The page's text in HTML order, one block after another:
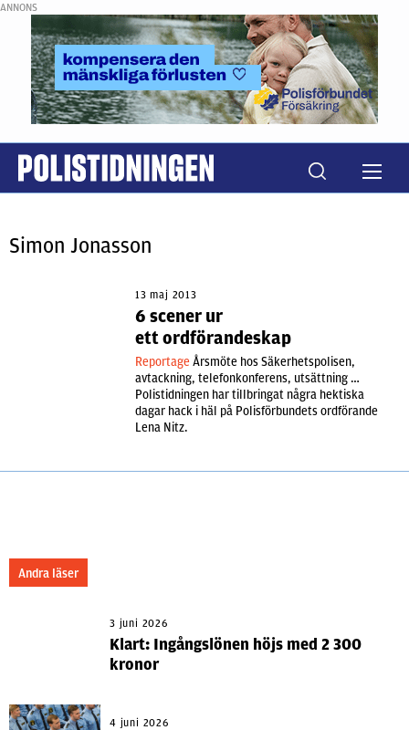
ANNONS
Simon Jonasson
13 maj 2013
6 scener ur
ett ordförandeskap
Reportage Årsmöte hos Säkerhetspolisen,
avtackning, telefonkonferens, utsättning …
Polistidningen har tillbringat några hektiska
dagar hack i häl på Polisförbundets ordförande
Lena Nitz.
Andra läser
3 juni 2026
Klart: Ingångslönen höjs med 2 300
kronor
4 juni 2026